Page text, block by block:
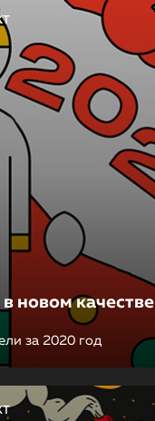
новом качестве
за 2020 год